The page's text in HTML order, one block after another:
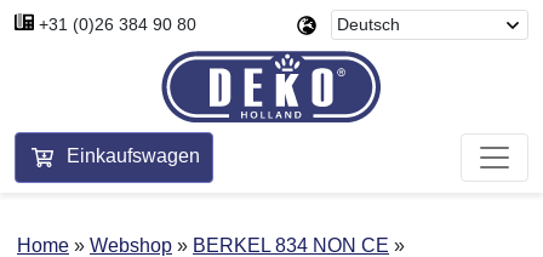
+31 (0)26 384 90 80
Einkaufswagen
Home Webshop
BERKEL 834 NON CE